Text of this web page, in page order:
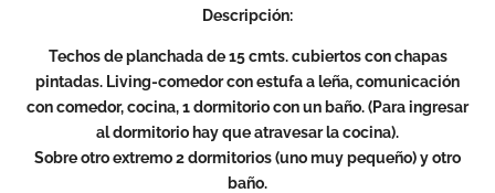
Descripción:
Techos de planchada de 15 cmts. cubiertos con chapas
pintadas. Living-comedor con estufa a leña, comunicación
con comedor, cocina, 1 dormitorio con un baño. (Para ingresar
al dormitorio hay que atravesar la cocina).
Sobre otro extremo 2 dormitorios (uno muy pequeño) y otro
baño.